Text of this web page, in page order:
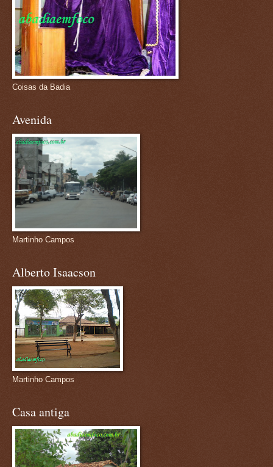
Coisas da Badia
Avenida
Martinho Campos
Alberto Isaacson
Martinho Campos
Casa antiga